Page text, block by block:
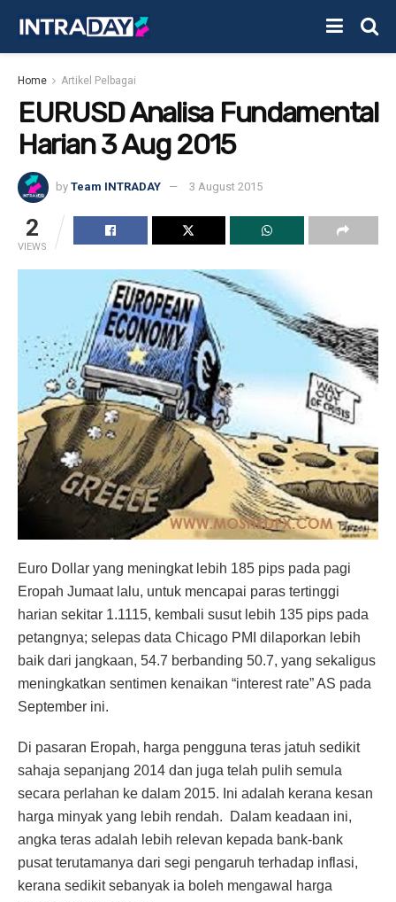
Home Artikel Pelbagai
EURUSD Analisa Fundamental
Harian 3 Aug 2015
by Team INTRADAY 3 August 2015
2
VIEWS
Euro Dollar yang meningkat lebih 185 pips pada pagi
Eropah Jumaat lalu, untuk mencapai paras tertinggi
harian sekitar 1.1115, kembali susut lebih 135 pips pada
petangnya; selepas data Chicago PMI dilaporkan lebih
baik dari jangkaan, 54.7 berbanding 50.7, yang sekaligus
meningkatkan sentimen kenaikan “interest rate” AS pada
September ini.
Di pasaran Eropah, harga pengguna teras jatuh sedikit
sahaja sepanjang 2014 dan juga telah pulih semula
secara perlahan ke dalam 2015. Ini adalah kerana kesan
harga minyak yang lebih rendah. Dalam keadaan ini,
angka teras adalah lebih relevan kepada bank-bank
pusat terutamanya dari segi pengaruh terhadap inflasi,
kerana sedikit sebanyak ia boleh mengawal harga